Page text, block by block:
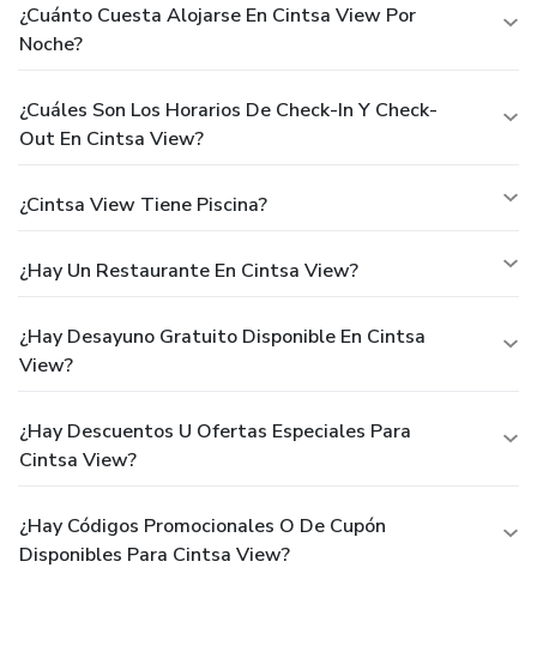
¿Cuánto Cuesta Alojarse En Cintsa View Por
Noche?
¿Cuáles Son Los Horarios De Check-In Y Check-
Out En Cintsa View?
¿Cintsa View Tiene Piscina?
¿Hay Un Restaurante En Cintsa View?
¿Hay Desayuno Gratuito Disponible En Cintsa
View?
¿Hay Descuentos U Ofertas Especiales Para
Cintsa View?
¿Hay Códigos Promocionales O De Cupón
Disponibles Para Cintsa View?